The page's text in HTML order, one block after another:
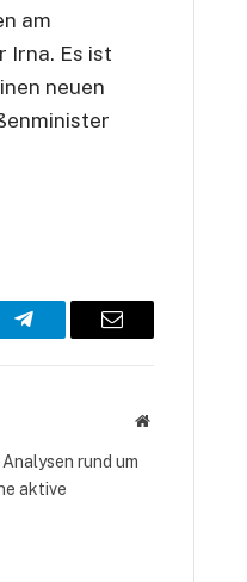
am
Irna. Es ist
neuen
Telegram E-
Website
rund um
aktive